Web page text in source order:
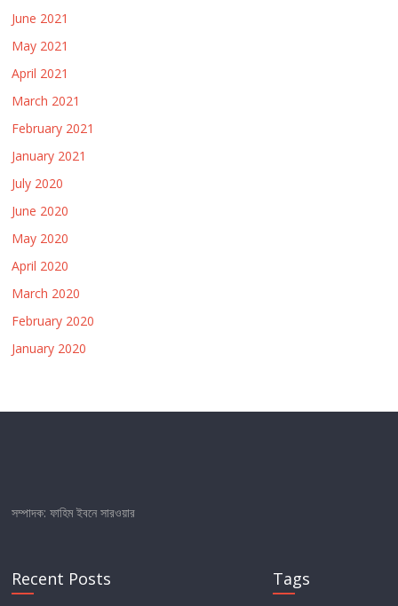
June 2021
May 2021
April 2021
March 2021
February 2021
January 2021
July 2020
June 2020
May 2020
April 2020
March 2020
February 2020
January 2020
সম্পাদক: ফাহিম ইবনে সারওয়ার
Recent Posts Tags